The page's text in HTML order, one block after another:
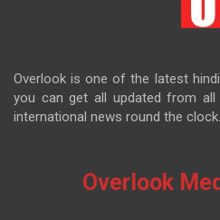
Overlook is one of the latest
you can get all updated from all
international news round the clock.
Overlook